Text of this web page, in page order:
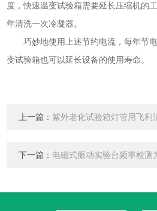
度，快速温变试验箱需要延长压缩机的
年清洗一次冷凝器。
巧妙地使用上述节约电流，每年节电
变试验箱也可以延长设备的使用寿命。
上一篇：紫外老化试验箱灯管用飞利浦
下一篇： 电磁式振动实验台频率检测